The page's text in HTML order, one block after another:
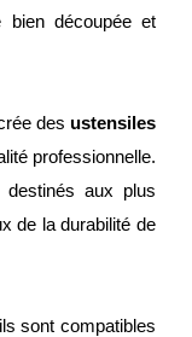
bien découpée et
des ustensiles
professionnelle.
aux plus
de la durabilité de
sont compatibles